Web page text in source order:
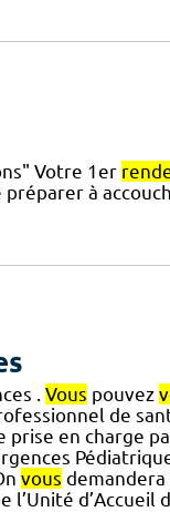
Votre 1er
à
. Vous pouvez
de
en charge
vous
l’Unité